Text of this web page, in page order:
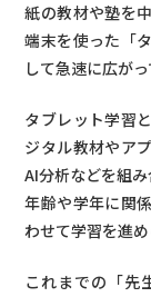
4. 紙の勉強
4-1. 「理
ばせる力
4-3. 効果
5. 塾や通信
5-1. 学習
紙の教材や塾を
端末を使った「
して急速に広がっ
タブレット学習
ジタル教材やア
AI分析などを組み
年齢や学年に関
わせて学習を進
これまでの「先